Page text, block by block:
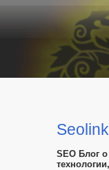
SEO Блог